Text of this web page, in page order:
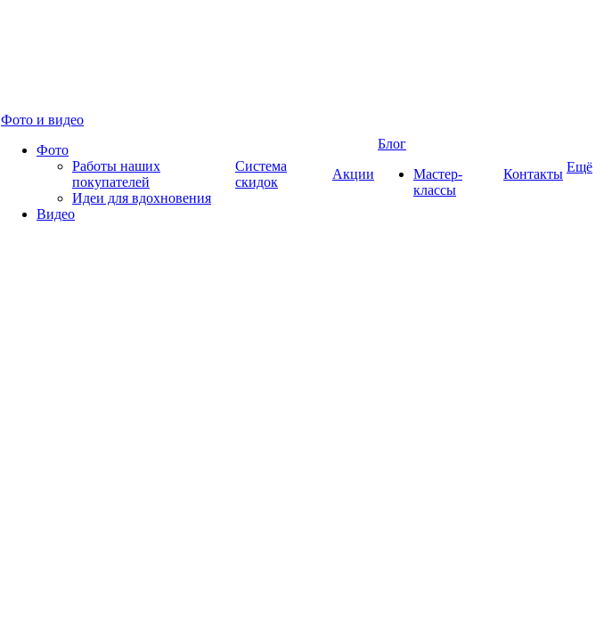
Фото и видео
Фото
Работы наших
покупателей
Идеи для вдохновения
Видео
Система
скидок
Акции
Блог
Мастер-
классы
Контакты Ещё